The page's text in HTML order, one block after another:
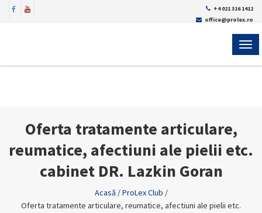
+4 021 316 1412
office@prolex.ro
Oferta tratamente articulare,
reumatice, afectiuni ale pielii etc.
cabinet DR. Lazkin Goran
Acasă /ProLex Club /
Oferta tratamente articulare, reumatice, afectiuni ale pielii etc.